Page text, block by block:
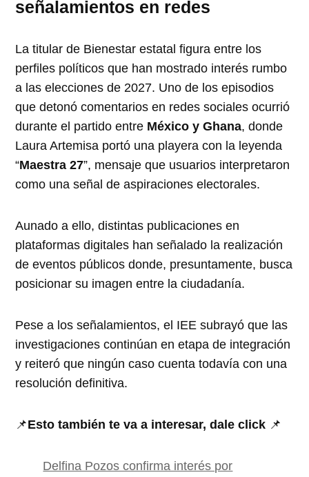
señalamientos en redes
La titular de Bienestar estatal figura entre los
perfiles políticos que han mostrado interés rumbo
a las elecciones de 2027. Uno de los episodios
que detonó comentarios en redes sociales ocurrió
durante el partido entre México y Ghana, donde
Laura Artemisa portó una playera con la leyenda
“Maestra 27”, mensaje que usuarios interpretaron
como una señal de aspiraciones electorales.
Aunado a ello, distintas publicaciones en
plataformas digitales han señalado la realización
de eventos públicos donde, presuntamente, busca
posicionar su imagen entre la ciudadanía.
Pese a los señalamientos, el IEE subrayó que las
investigaciones continúan en etapa de integración
y reiteró que ningún caso cuenta todavía con una
resolución definitiva.
📌Esto también te va a interesar, dale click 📌
Delfina Pozos confirma interés por